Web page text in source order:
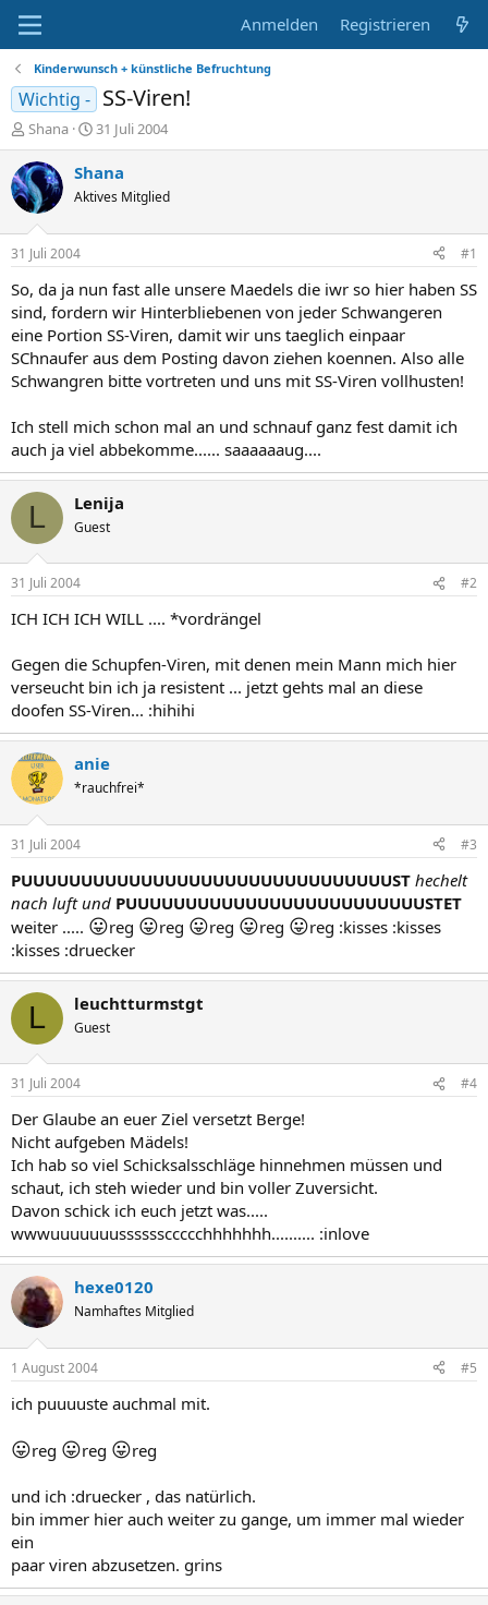
Anmelden Registrieren
Kinderwunsch + künstliche Befruchtung
Wichtig - SS-Viren!
E
r
s
t
e
e
r
Shana
E
r
s
t
e
t
a
31 Juli 2004
Shana
Aktives Mitglied
31 Juli 2004 #1
So, da ja nun fast alle unsere Maedels die iwr so hier haben SS
sind, fordern wir Hinterbliebenen von jeder Schwangeren
eine Portion SS-Viren, damit wir uns taeglich einpaar
SChnaufer aus dem Posting davon ziehen koennen. Also alle
Schwangren bitte vortreten und uns mit SS-Viren vollhusten!
Ich stell mich schon mal an und schnauf ganz fest damit ich
auch ja viel abbekomme...... saaaaaaug....
L Lenija
Guest
31 Juli 2004 #2
ICH ICH ICH WILL .... *vordrängel
Gegen die Schupfen-Viren, mit denen mein Mann mich hier
verseucht bin ich ja resistent ... jetzt gehts mal an diese
doofen SS-Viren... :hihihi
anie
*rauchfrei*
31 Juli 2004 #3
PUUUUUUUUUUUUUUUUUUUUUUUUUUUUUUUST hechelt
nach luft und PUUUUUUUUUUUUUUUUUUUUUUUUUSTET
weiter ..... 😛reg 😛reg 😛reg 😛reg 😛reg :kisses :kisses
:kisses :druecker
L leuchtturmstgt
Guest
31 Juli 2004 #4
Der Glaube an euer Ziel versetzt Berge!
Nicht aufgeben Mädels!
Ich hab so viel Schicksalsschläge hinnehmen müssen und
schaut, ich steh wieder und bin voller Zuversicht.
Davon schick ich euch jetzt was.....
wwwuuuuuuussssssccccchhhhhhh.......... :inlove
hexe0120
Namhaftes Mitglied
1 August 2004 #5
ich puuuuste auchmal mit.
😛reg 😛reg 😛reg
und ich :druecker , das natürlich.
bin immer hier auch weiter zu gange, um immer mal wieder
ein
paar viren abzusetzen. grins